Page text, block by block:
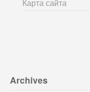
Карта сайта
Archives